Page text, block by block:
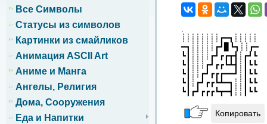
Все Символы
Статусы из символов
Картинки из смайликов
Анимация ASCII Art
Аниме и Манга
Ангелы, Религия
Дома, Сооружения
Еда и Напитки
.
┊┊┊┊┊┊┊┊┏━┓┊┊┊┊┊
━┓┊┊┊┊┊┏┛▊┗┓┊┊┏━
┗┃┊┊┊┊┏┛┏┏┳┫┊┏┛┗
┗┃┊┊┊┏┛┏┏┗┻┫┊┃┗┗
┗┃┊┊┏┛┏┏┏━━┛┊┃┗┗
┗┃┊┏┛┏┏┗┻━┓┊┊┃┗┗
┗┃┏┛┏┏┏┗┳━┫┊┊┃┗┗
Копировать